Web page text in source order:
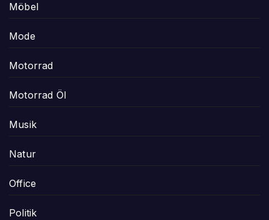
Möbel
Mode
Motorrad
Motorrad Öl
Musik
Natur
Office
Politik